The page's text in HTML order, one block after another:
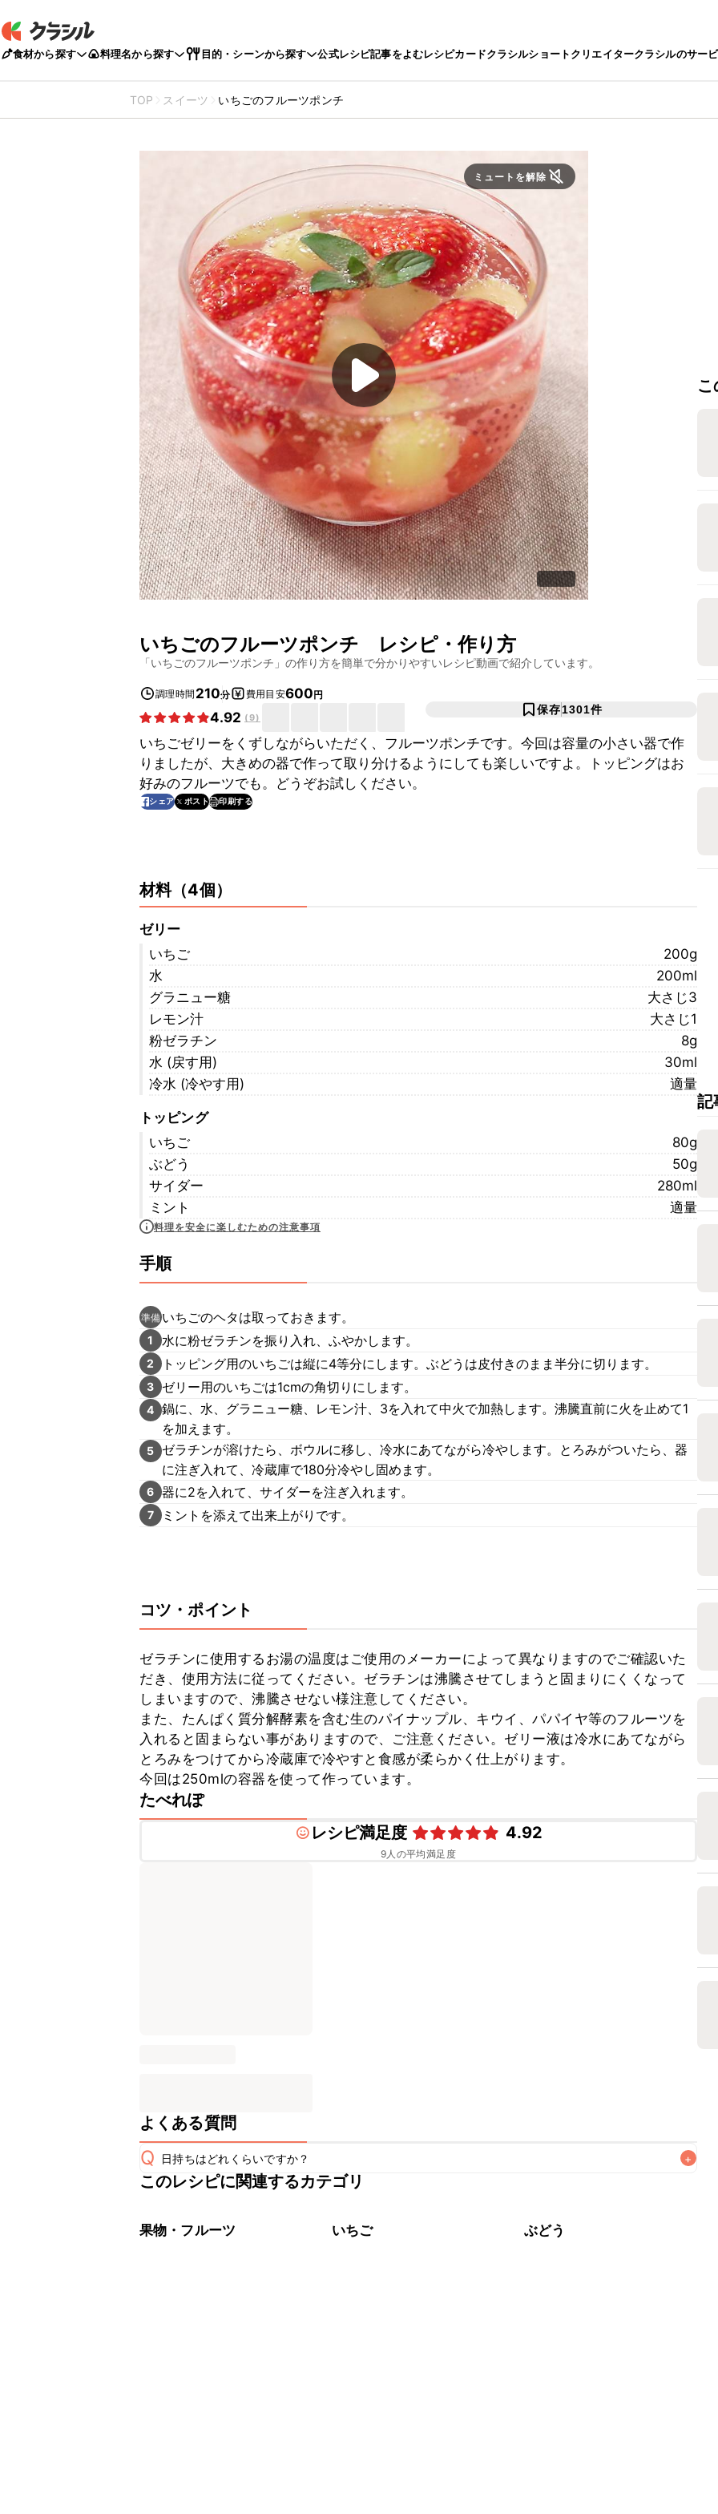
食材から探す 料理名から探す 目的・シーンから探す 公式レシピ記事をよむレシピカードクラシルショートクリエイタークラシルのサー
TOP スイーツ いちごのフルーツポンチ
ミュートを解除
いちごのフルーツポンチ レシピ・作り方
「いちごのフルーツポンチ 」の作り方を簡単で分かりやすいレシピ動画で紹介しています。
調理時間 210分 費用目安600円
4.92 (9)
保存1301件
いちごゼリーをくずしながらいただく、フルーツポンチです。今回は容量の小さい器で作
りましたが、大きめの器で作って取り分けるようにしても楽しいですよ。トッピングはお
好みのフルーツでも。どうぞお試しください。
シェア ポスト 印刷する
材料（4個）
ゼリー
いちご
200g
水
200ml
グラニュー糖
大さじ3
レモン汁
大さじ1
粉ゼラチン
8g
水 (戻す用)
30ml
冷水 (冷やす用)
適量
トッピング
いちご
80g
ぶどう
50g
サイダー
280ml
ミント
適量
料理を安全に楽しむための注意事項
手順
準備 いちごのヘタは取っておきます。
1 水に粉ゼラチンを振り入れ、ふやかします。
2 トッピング用のいちごは縦に4等分にします。ぶどうは皮付きのまま半分に切ります。
3 ゼリー用のいちごは1cmの角切りにします。
4 鍋に、水、グラニュー糖、レモン汁、3を入れて中火で加熱します。沸騰直前に火を止めて1
を加えます。
5
ゼラチンが溶けたら、ボウルに移し、冷水にあてながら冷やします。とろみがついたら、器
に注ぎ入れて、冷蔵庫で180分冷やし固めます。
6 器に2を入れて、サイダーを注ぎ入れます。
7 ミントを添えて出来上がりです。
コツ・ポイント
ゼラチンに使用するお湯の温度はご使用のメーカーによって異なりますのでご確認いた
だき、使用方法に従ってください。ゼラチンは沸騰させてしまうと固まりにくくなって
しまいますので、沸騰させない様注意してください。
また、たんぱく質分解酵素を含む生のパイナップル、キウイ、パパイヤ等のフルーツを
入れると固まらない事がありますので、ご注意ください。ゼリー液は冷水にあてながら
とろみをつけてから冷蔵庫で冷やすと食感が柔らかく仕上がります。
今回は250mlの容器を使って作っています。
たべれぽ
レシピ満足度
4.92
9人の平均満足度
よくある質問
Q 日持ちはどれくらいですか？ +
保存期間は冷蔵で当日中が目安です。なるべくお早めにお召し上がりください。
※日持ちは目安です。
このレシピに関連するカテゴリ
果物・フルーツ いちご ぶどう
記